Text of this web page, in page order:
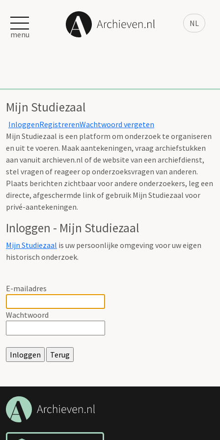
NL
menu
Mijn Studiezaal
InloggenRegistrerenWachtwoord vergeten
Mijn Studiezaal is een platform om onderzoek te organiseren
en uit te voeren. Maak aantekeningen, vraag archiefstukken
aan vanuit archieven.nl of de website van een archiefdienst,
stel vragen of reageer op onderzoeksvragen van anderen.
Plaats berichten zichtbaar voor andere onderzoekers, leg een
directe, afgeschermde link of gebruik Mijn Studiezaal voor
privé-aantekeningen.
Inloggen - Mijn Studiezaal
Mijn Studiezaal is uw persoonlijke omgeving voor uw eigen
historisch onderzoek.
E-mailadres
Wachtwoord